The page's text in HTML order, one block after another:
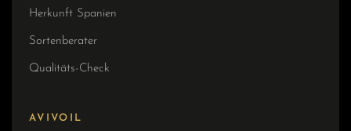
Herkunft Spanien
Sortenberater
Qualitäts-Check
AVIVOIL